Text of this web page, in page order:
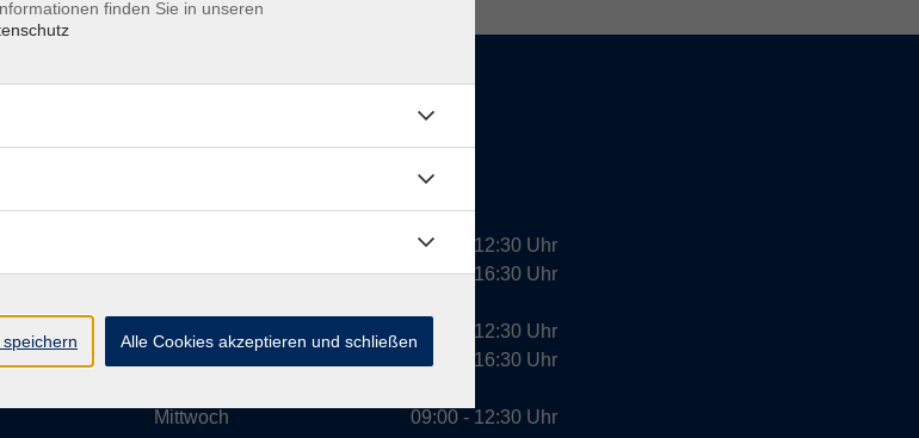
Dienstag
Mittwoch
09:00 - 12:30 Uhr
13:00 - 16:30 Uhr
10:00 - 12:30 Uhr
13:00 - 16:30 Uhr
09:00 - 12:30 Uhr
finden Sie in unseren
Alle Cookies akzeptieren und schließen